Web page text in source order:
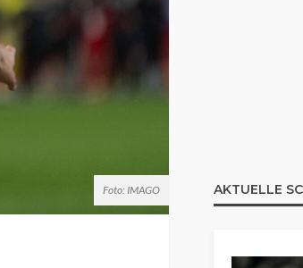
Foto: IMAGO AKTUELLE